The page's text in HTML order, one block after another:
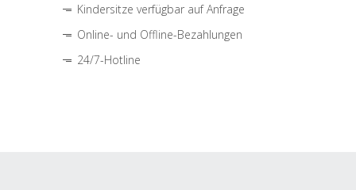
Kindersitze verfügbar auf Anfrage
Online- und Offline-Bezahlungen
24/7-Hotline